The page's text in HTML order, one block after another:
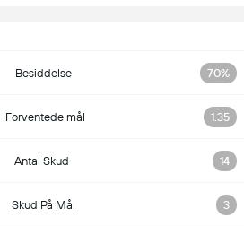
Besiddelse 70%
Forventede mål 1.35
Antal Skud 14
Skud På Mål 3